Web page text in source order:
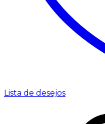
Lista de desejos